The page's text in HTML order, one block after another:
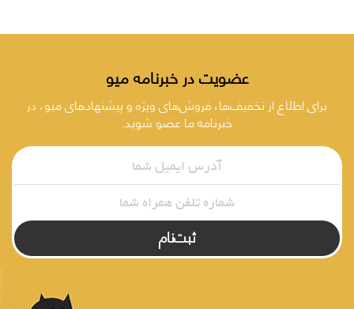
عضویت در خبرنامه میو
برای اطلاع از تخفیف‌ها، فروش‌های ویژه و پیشنهادهای میو، در
خبرنامه ما عضو شوید.
ثبت‌نام